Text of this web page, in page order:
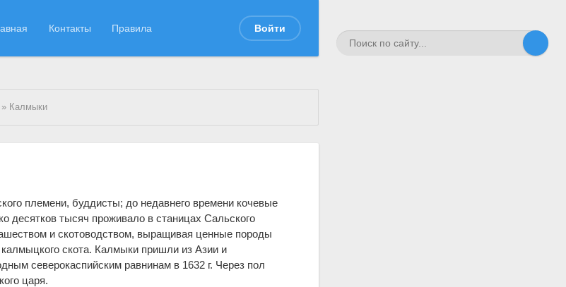
Контакты Правила Войти
» Калмыки
племени, буддисты; до недавнего времени кочевые
десятков тысяч проживало в станицах Сальского
и скотоводством, выращивая ценные породы
скота. Калмыки пришли из Азии и
северокаспийским равнинам в 1632 г. Через пол
царя.